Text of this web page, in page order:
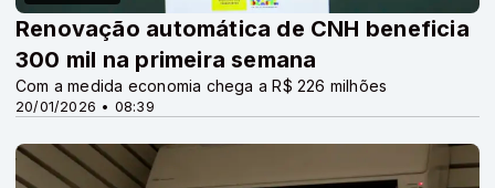
20/01/2026 • 08:39
Renovação automática de CNH beneficia
300 mil na primeira semana
Com a medida economia chega a R$ 226 milhões